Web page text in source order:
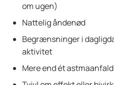
om ugen)
Nattelig åndenød
Begrænsninger i
aktivitet
Mere end ét